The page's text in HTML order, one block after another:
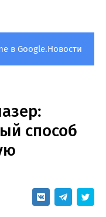
в Google.Новости
способ